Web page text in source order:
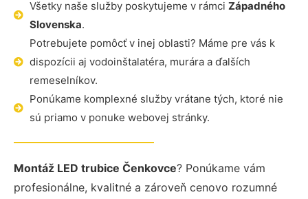
Všetky naše služby poskytujeme v rámci Západného
Slovenska.
Potrebujete pomôcť v inej oblasti? Máme pre vás k
dispozícii aj vodoinštalatéra, murára a ďalších
remeselníkov.
Ponúkame komplexné služby vrátane tých, ktoré nie
sú priamo v ponuke webovej stránky.
Montáž LED trubice Čenkovce? Ponúkame vám
profesionálne, kvalitné a zároveň cenovo rozumné